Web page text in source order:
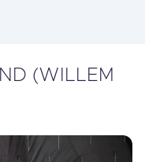
(WILLEM